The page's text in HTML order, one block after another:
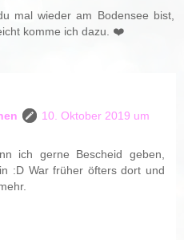
mal wieder am Bodensee bist,
komme ich dazu. ❤️
10. Oktober 2019 um
ich gerne Bescheid geben,
:D War früher öfters dort und